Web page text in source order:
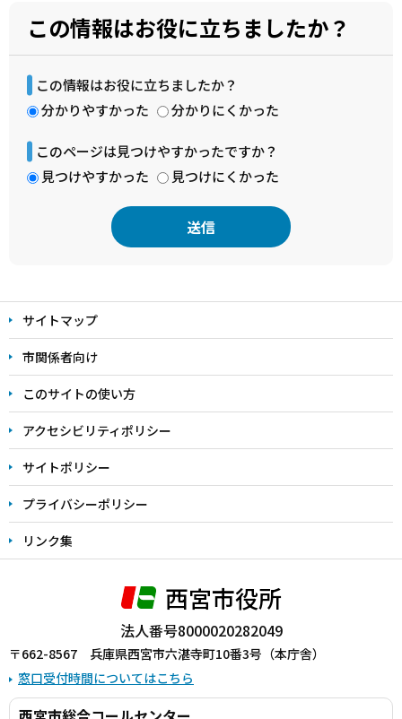
この情報はお役に立ちましたか？
この情報はお役に立ちましたか？
分かりやすかった
分かりにくかった
このページは見つけやすかったですか？
見つけやすかった
見つけにくかった
文
こ
こ
ま
で
サイトマップ
市関係者向け
このサイトの使い方
アクセシビリティポリシー
サイトポリシー
プライバシーポリシー
リンク集
西宮市役所
法人番号8000020282049
〒662-8567 兵庫県西宮市六湛寺町10番3号（本庁舎）
窓口受付時間についてはこちら